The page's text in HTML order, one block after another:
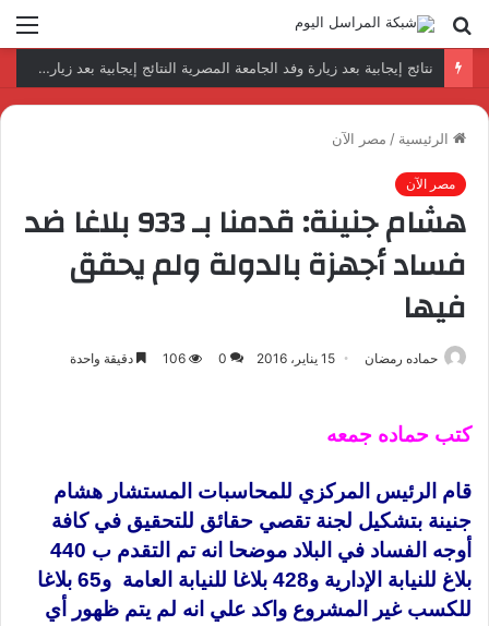
بحث
عن
رئيس المكتب التنفيذي للمجلس العربي للاختصاصات الصحية يبحث مع الأمين العام لجامعة الدول العربية تعزيز التعاون لتطوير النظم الصحية العربية
الرئيسية / مصر الآن
مصر الآن
هشام جنينة: قدمنا بـ 933 بلاغا ضد
فساد أجهزة بالدولة ولم يحقق
فيها
حماده رمضان 15 يناير، 2016 0
106 دقيقة واحدة
كتب حماده جمعه
قام الرئيس المركزي للمحاسبات المستشار هشام
جنينة بتشكيل لجنة تقصي حقائق للتحقيق في كافة
أوجه الفساد في البلاد موضحا انه تم التقدم ب 440
بلاغ للنيابة الإدارية و428 بلاغا للنيابة العامة و65 بلاغا
للكسب غير المشروع واكد علي انه لم يتم ظهور أي